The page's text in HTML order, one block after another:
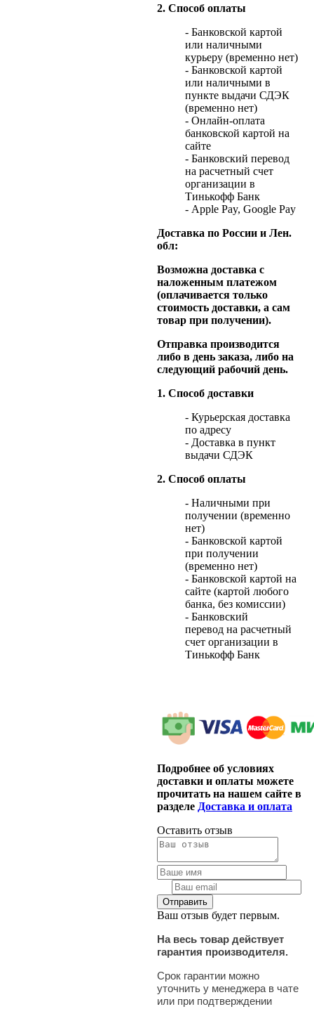
2. Способ оплаты
- Банковской картой
или наличными
курьеру (временно нет)
- Банковской картой
или наличными в
пункте выдачи СДЭК
(временно нет)
- Онлайн-оплата
банковской картой на
сайте
- Банковский перевод
на расчетный счет
организации в
Тинькофф Банк
- Apple Pay, Google Pay
Доставка по России и Лен.
обл:
Возможна доставка с
наложенным платежом
(оплачивается только
стоимость доставки, а сам
товар при получении).
Отправка производится
либо в день заказа, либо на
следующий рабочий день.
1. Способ доставки
- Курьерская доставка
по адресу
- Доставка в пункт
выдачи СДЭК
2. Способ оплаты
- Наличными при
получении (временно
нет)
- Банковской картой
при получении
(временно нет)
- Банковской картой на
сайте (картой любого
банка, без комиссии)
- Банковский
перевод на расчетный
счет организации в
Тинькофф Банк
Подробнее об условиях
доставки и оплаты можете
прочитать на нашем сайте в
разделе Доставка и оплата
Оставить отзыв
Ваш отзыв будет первым.
На весь товар действует
гарантия производителя.
Срок гарантии можно
уточнить у менеджера в чате
или при подтверждении